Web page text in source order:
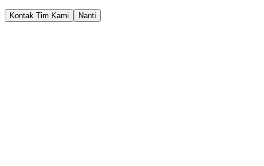
Kontak Tim Kami Nanti